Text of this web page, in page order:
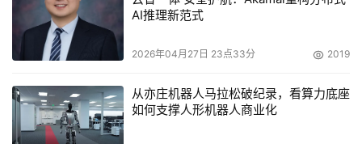
AI推理新范式
2026年04月27日 23点33分 2019
从亦庄机器人马拉松破纪录，看算力底座
如何支撑人形机器人商业化